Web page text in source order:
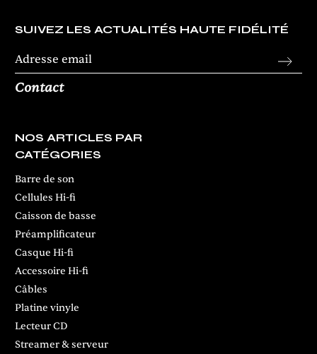
SUIVEZ LES ACTUALITÉS HAUTE FIDÉLITÉ
Contact
NOS ARTICLES PAR
CATÉGORIES
Barre de son
Cellules Hi-fi
Caisson de basse
Préamplificateur
Casque Hi-fi
Accessoire Hi-fi
Câbles
Platine vinyle
Lecteur CD
Streamer & serveur